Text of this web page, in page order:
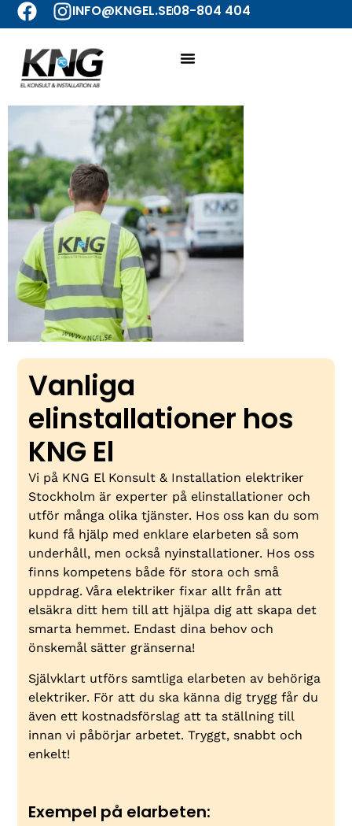
INFO@KNGEL.SE08-804 404
Vanliga
elinstallationer hos
KNG El
Vi på KNG El Konsult & Installation elektriker
Stockholm är experter på elinstallationer och
utför många olika tjänster. Hos oss kan du som
kund få hjälp med enklare elarbeten så som
underhåll, men också nyinstallationer. Hos oss
finns kompetens både för stora och små
uppdrag. Våra elektriker fixar allt från att
elsäkra ditt hem till att hjälpa dig att skapa det
smarta hemmet. Endast dina behov och
önskemål sätter gränserna!
Självklart utförs samtliga elarbeten av behöriga
elektriker. För att du ska känna dig trygg får du
även ett kostnadsförslag att ta ställning till
innan vi påbörjar arbetet. Tryggt, snabbt och
enkelt!
Exempel på elarbeten: